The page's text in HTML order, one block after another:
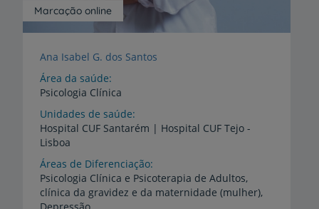
Marcação online
Ana Isabel G. dos Santos
Área da saúde
Psicologia Clínica
Unidades de saúde
Hospital CUF Santarém | Hospital CUF Tejo -
Lisboa
Áreas de Diferenciação
Psicologia Clínica e Psicoterapia de Adultos,
clínica da gravidez e da maternidade (mulher),